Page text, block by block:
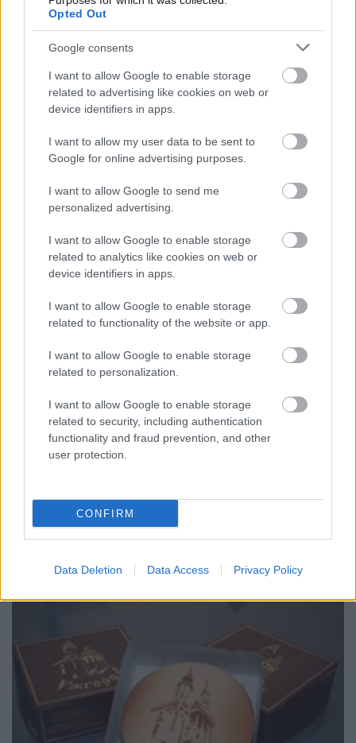
Opted Out
Google consents
I want to allow Google to enable storage
related to advertising like cookies on web or
device identifiers in apps.
I want to allow my user data to be sent to
Google for online advertising purposes.
I want to allow Google to send me
personalized advertising.
I want to allow Google to enable storage
related to analytics like cookies on web or
device identifiers in apps.
I want to allow Google to enable storage
related to functionality of the website or app.
I want to allow Google to enable storage
related to personalization.
I want to allow Google to enable storage
related to security, including authentication
functionality and fraud prevention, and other
user protection.
CONFIRM
Data Deletion Data Access Privacy Policy
Kárpátalja oktatási intézményei: a
Drugeth Gimnázium
HChoba•2016. december 30.
Gimnázium és elemi iskola Ungváron
kárpátaljai oktatás
intézményét 1613-ban alapította